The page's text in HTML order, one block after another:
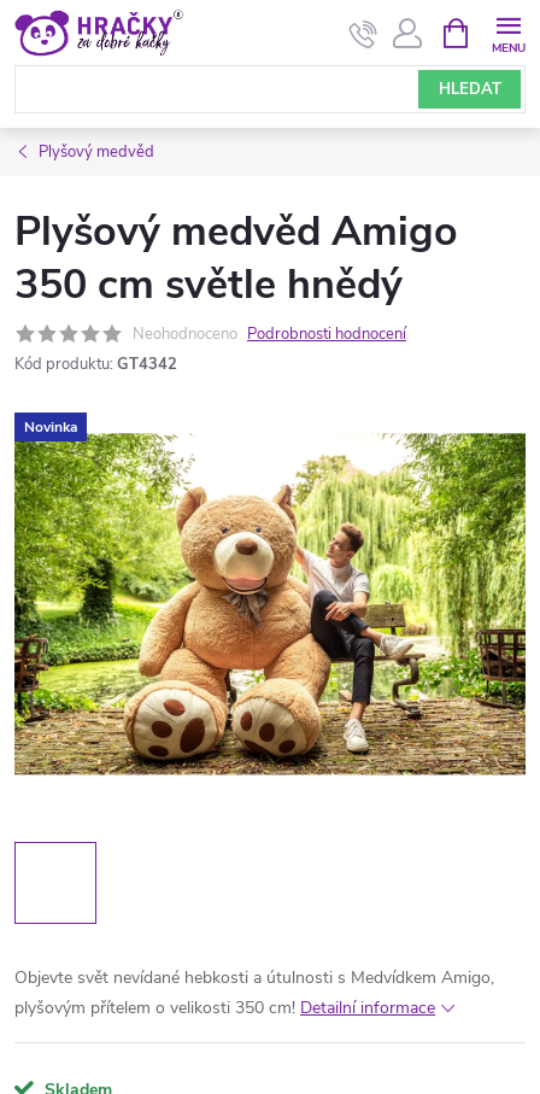
Přejít
obsah
HLEDAT
NÁKUPNÍ
KOŠÍK
Plyšový medvěd
Plyšový medvěd Amigo
350 cm světle hnědý
Neohodnoceno Podrobnosti hodnocení
Kód produktu: GT4342
Novinka
Objevte svět nevídané hebkosti a útulnosti s Medvídkem Amigo,
plyšovým přítelem o velikosti 350 cm! Detailní informace